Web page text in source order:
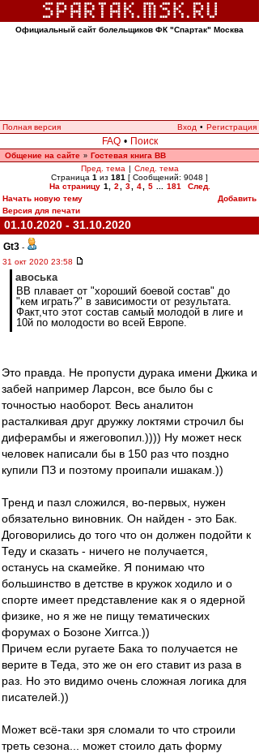
Официальный сайт болельщиков ФК "Спартак" Москва
Полная версия Вход • Регистрация
FAQ • Поиск
Общение на сайте » Гостевая книга ВВ
Пред. тема | След. тема
Страница 1 из 181 [ Сообщений: 9048 ]
На страницу 1 2 3 4 5 181
След.
Начать новую тему
Добавить
Версия для печати
01.10.2020 - 31.10.2020
Gt3 -
31 окт 2020 23:58
авоська
ВВ плавает от "хороший боевой состав" до
"кем играть?" в зависимости от результата.
Факт,что этот состав самый молодой в лиге и
10й по молодости во всей Европе.
Это правда. Не пропусти дурака имени Джика и
забей например Ларсон, все было бы с
точностью наоборот. Весь аналитон
расталкивая друг дружку локтями строчил бы
диферамбы и яжеговопил.)))) Ну может неск
человек написали бы в 150 раз что поздно
купили ПЗ и поэтому проипали ишакам.))
Тренд и пазл сложился, во-первых, нужен
обязательно виновник. Он найден - это Бак.
Договорились до того что он должен подойти к
Теду и сказать - ничего не получается,
останусь на скамейке. Я понимаю что
большинство в детстве в кружок ходило и о
спорте имеет представление как я о ядерной
физике, но я же не пищу тематических
форумах о Бозоне Хиггса.))
Причем если ругаете Бака то получается не
верите в Теда, это же он его ставит из раза в
раз. Но это видимо очень сложная логика для
писателей.))
Может всё-таки зря сломали то что строили
треть сезона... может стоило дать форму